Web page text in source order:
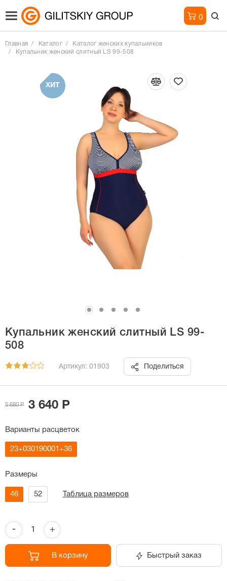
0
Главная Каталог
Каталог женских купальников
Купальник женский слитный LS 99-508
ХИТ
Купальник женский слитный LS 99-
508
Артикул: 01903 Поделиться
5 680 Р 3 640 Р
Варианты расцветок
23+030190001+36
Размеры
46 52 Таблица размеров
- +
В корзину Быстрый заказ